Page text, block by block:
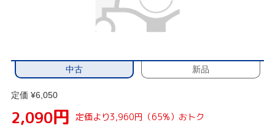
中古 新品
定価 ¥6,050
2,090円 定価より3,960円（65%）おトク